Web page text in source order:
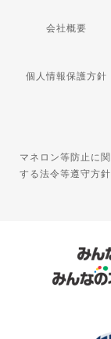
会社概要
個人情報保護方針
マネロン等防止に関
する法令等遵守方針